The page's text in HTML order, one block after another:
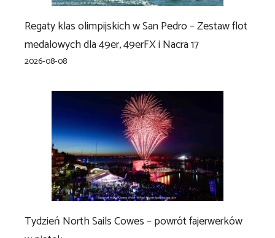
Regaty klas olimpijskich w San Pedro – Zestaw flot
medalowych dla 49er, 49erFX i Nacra 17
2026-08-08
Tydzień North Sails Cowes – powrót fajerwerków